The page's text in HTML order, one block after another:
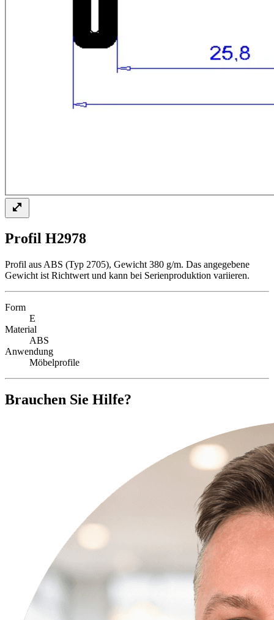
Profil H2978
Profil aus ABS (Typ 2705), Gewicht 380 g/m. Das angegebene
Gewicht ist Richtwert und kann bei Serienproduktion variieren.
Form
E
Material
ABS
Anwendung
Möbelprofile
Brauchen Sie Hilfe?